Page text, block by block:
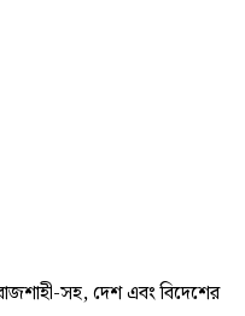
সহ, দেশ এবং বিদেশের